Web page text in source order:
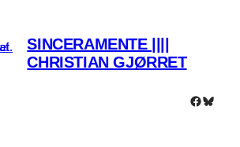
SINCERAMENTE ||||
CHRISTIAN GJØRRET